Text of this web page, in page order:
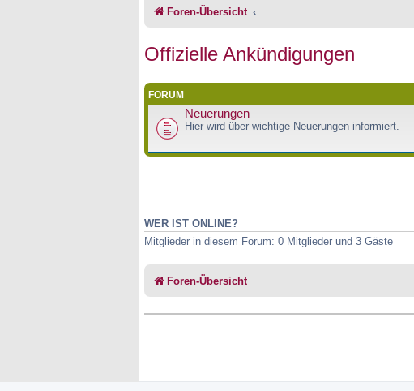
Foren-Übersicht
Offizielle Ankündigungen
FORUM
Neuerungen
Hier wird über wichtige Neuerungen informiert.
WER IST ONLINE?
Mitglieder in diesem Forum: 0 Mitglieder und 3 Gäste
Foren-Übersicht